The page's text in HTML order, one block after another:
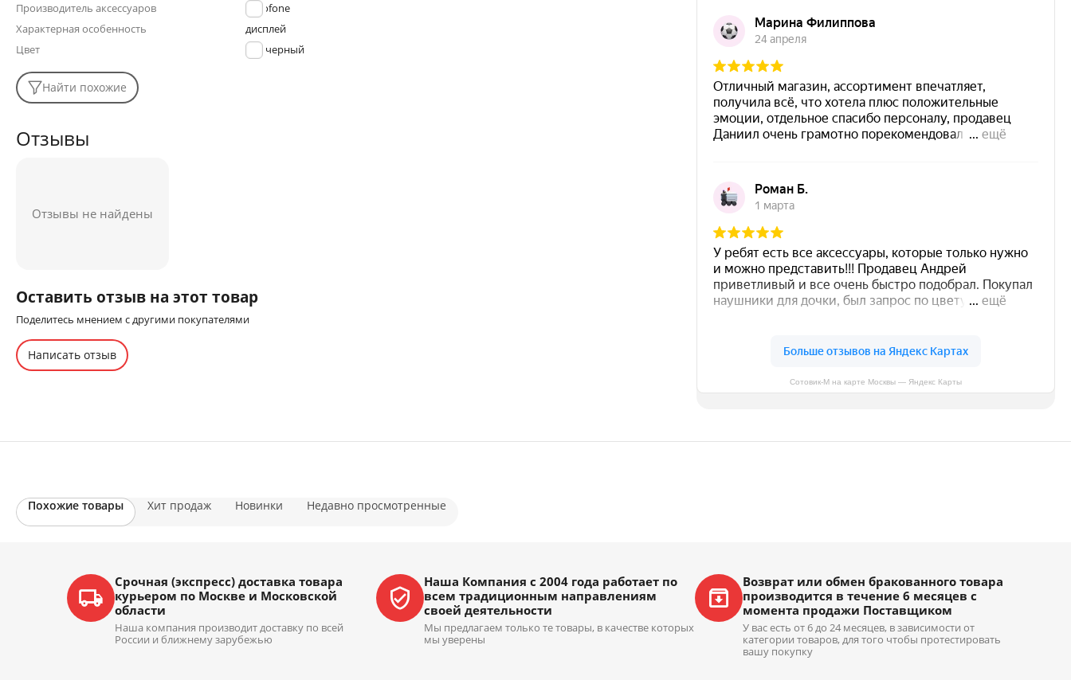
Сотовик-М на карте Москвы — Яндекс Карты
Производитель аксессуаров
Borofone
Характерная особенность
дисплей
Цвет
черный
Найти похожие
Отзывы
Отзывы не найдены
Оставить отзыв на этот товар
Поделитесь мнением с другими покупателями
Написать отзыв
Похожие товары Хит продаж Новинки Недавно просмотренные
Срочная (экспресс) доставка товара
курьером по Москве и Московской
области
Наша компания производит доставку по всей
России и ближнему зарубежью
Наша Компания с 2004 года работает по
всем традиционным направлениям
своей деятельности
Мы предлагаем только те товары, в качестве которых
мы уверены
Возврат или обмен бракованного товара
производится в течение 6 месяцев с
момента продажи Поставщиком
У вас есть от 6 до 24 месяцев, в зависимости от
категории товаров, для того чтобы протестировать
вашу покупку